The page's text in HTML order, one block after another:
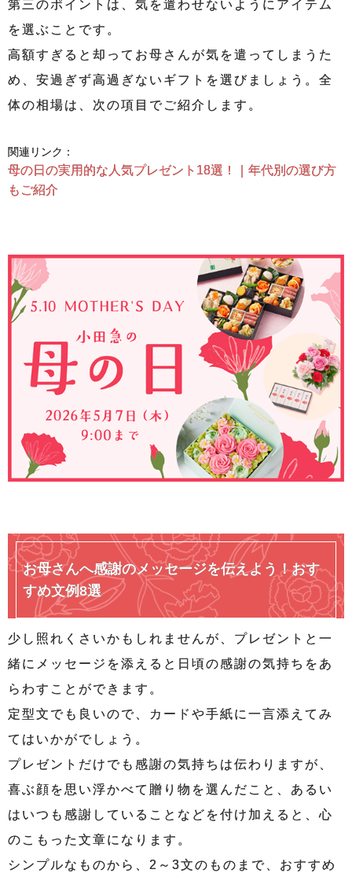
第三のポイントは、気を遣わせないようにアイテム
を選ぶことです。
高額すぎると却ってお母さんが気を遣ってしまうた
め、安過ぎず高過ぎないギフトを選びましょう。全
体の相場は、次の項目でご紹介します。
関連リンク：
母の日の実用的な人気プレゼント18選！｜年代別の選び方
もご紹介
お母さんへ感謝のメッセージを伝えよう！おす
すめ文例8選
少し照れくさいかもしれませんが、プレゼントと一
緒にメッセージを添えると日頃の感謝の気持ちをあ
らわすことができます。
定型文でも良いので、カードや手紙に一言添えてみ
てはいかがでしょう。
プレゼントだけでも感謝の気持ちは伝わりますが、
喜ぶ顔を思い浮かべて贈り物を選んだこと、あるい
はいつも感謝していることなどを付け加えると、心
のこもった文章になります。
シンプルなものから、2～3文のものまで、おすすめ